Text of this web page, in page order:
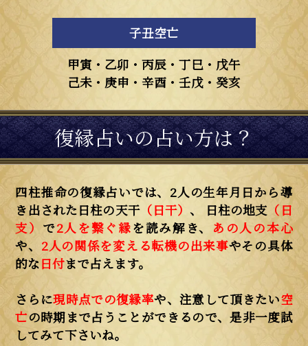
子丑空亡
甲寅・乙卯・丙辰・丁巳・戊午
己未・庚申・辛酉・壬戊・癸亥
復縁占いの占い方は？
四柱推命の復縁占いでは、2人の生年月日から導
き出された日柱の天干（日干）、 日柱の地支 （日
支） で2人を繋ぐ縁を読み解き、 あの人の本心
や、 2人の関係を変える転機の出来事やその具体
的な日付まで占えます。
さらに現時点での復縁率や、注意して頂きたい空
亡の時期まで占うことができるので、是非一度試
してみて下さいね。